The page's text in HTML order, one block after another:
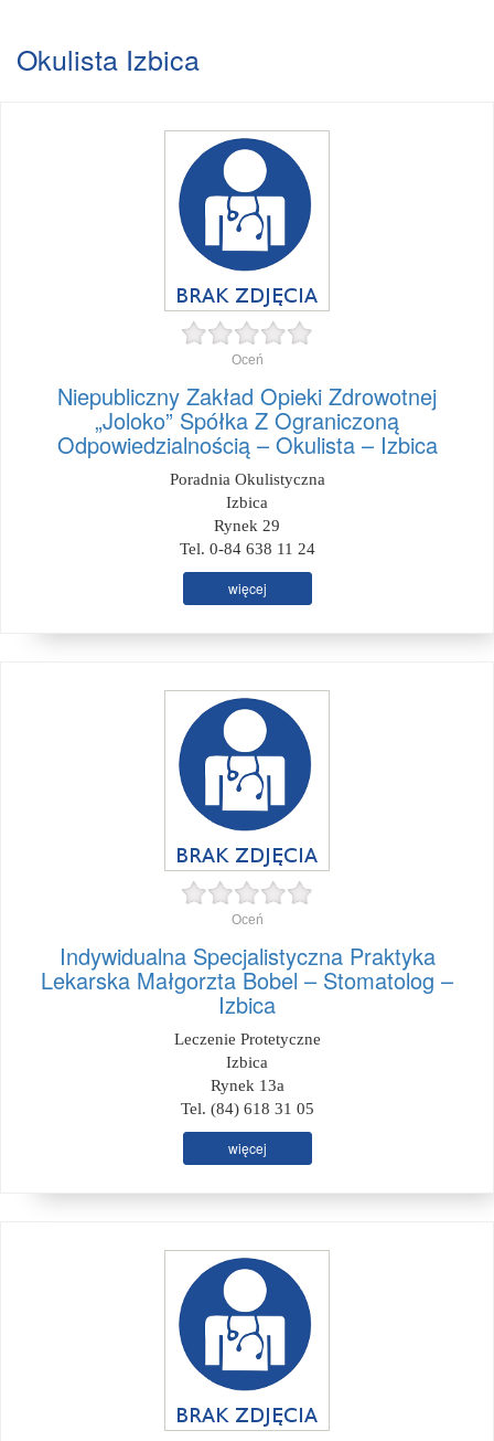
Okulista Izbica
Oceń
Niepubliczny Zakład Opieki Zdrowotnej
„Joloko” Spółka Z Ograniczoną
Odpowiedzialnością – Okulista – Izbica
Poradnia Okulistyczna
Izbica
Rynek 29
Tel. 0-84 638 11 24
więcej
Oceń
Indywidualna Specjalistyczna Praktyka
Lekarska Małgorzta Bobel – Stomatolog –
Izbica
Leczenie Protetyczne
Izbica
Rynek 13a
Tel. (84) 618 31 05
więcej